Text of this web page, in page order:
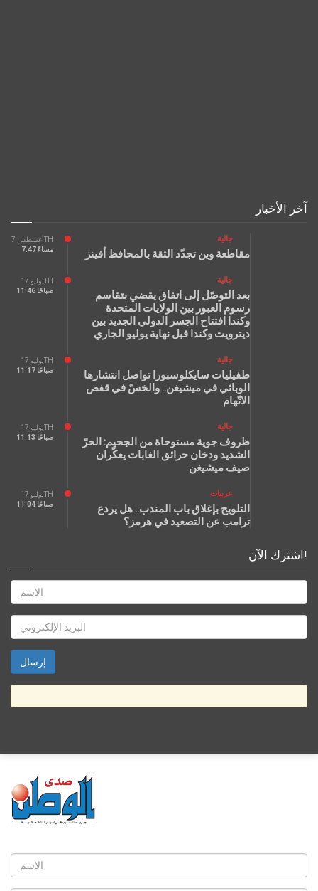
آخر الأخبار
أغسطس 7TH
7:47 مساءً
جالية
مقاطعة وين تجدّد الثقة بالمحافظ أفينز
يوليو 17TH
11:46 صباحًا
جالية
بعد التوصّل إلى اتفاق يقضي بتقاسم
رسوم العبور بين الولايات المتحدة
وكندا افتتاح الجسر الدولي الجديد بين
ديترويت وكندا قبل نهاية يوليو الجاري
يوليو 17TH
11:17 صباحًا
جالية
طفيليات سايكلوسبورا تواصل انتشارها
الوبائي في ميشيغن.. والخسّ في قفص
الاتّهام
يوليو 17TH
11:13 صباحًا
جالية
ظروف جوية مستوحاة من الجحيم: الحرّ
الشديد ودخان حرائق الغابات يعكّران
صيف ميشيغن
يوليو 17TH
11:04 صباحًا
عربيات
التلويح بإغلاق باب المندب.. هل يردع
ترامب عن التصعيد في هرمز؟
اشترك الآن!